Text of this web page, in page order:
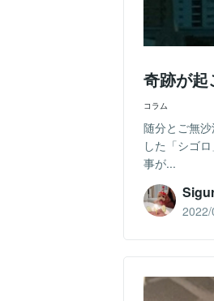
奇跡が起
コラム
随分とご無
した「シゴ
事が...